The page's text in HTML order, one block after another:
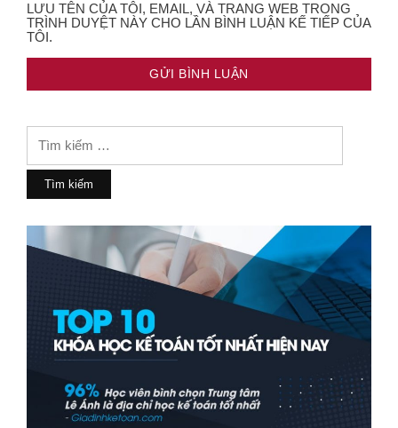
LƯU TÊN CỦA TÔI, EMAIL, VÀ TRANG WEB TRONG
TRÌNH DUYỆT NÀY CHO LẦN BÌNH LUẬN KẾ TIẾP CỦA
TÔI.
cho: